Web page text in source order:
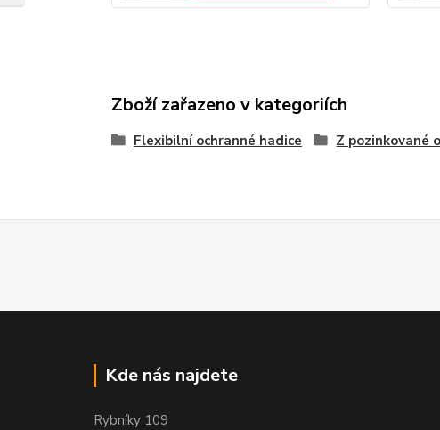
Zboží zařazeno v kategoriích
Flexibilní ochranné hadice Z pozinkované
Kde nás najdete
Rybníky 109